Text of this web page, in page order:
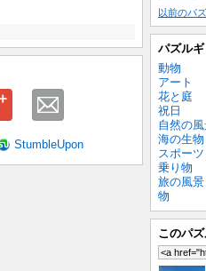
StumbleUpon
以前のパ
パズル
動物
アート
花と庭
祝日
自然の
海の生物
スポーツ
乗り物
旅の風景
物
このパ